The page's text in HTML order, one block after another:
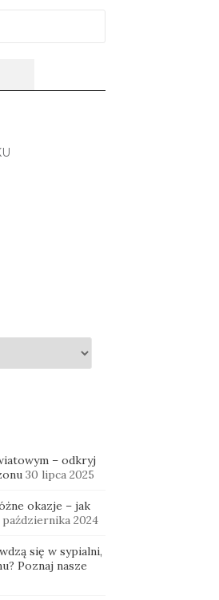
– odkryj
30 lipca 2025
okazje – jak
października 2024
się w sypialni,
Poznaj nasze